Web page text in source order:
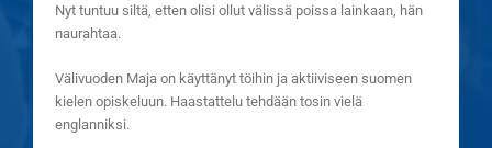
Nyt tuntuu siltä, etten olisi ollut välissä poissa lainkaan, hän
naurahtaa.
Välivuoden Maja on käyttänyt töihin ja aktiiviseen suomen
kielen opiskeluun. Haastattelu tehdään tosin vielä
englanniksi.